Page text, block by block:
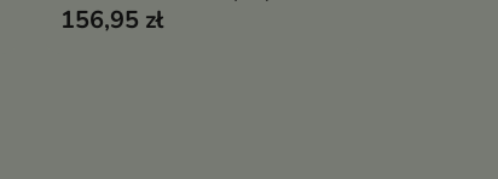
nutą mleka migdałowego,
156,95 zł